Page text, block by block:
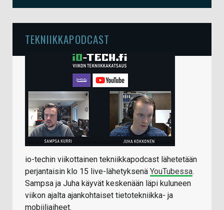
TEKNIIKKAPODCAST
io-techin viikottainen tekniikkapodcast lähetetään
perjantaisin klo 15 live-lähetyksenä YouTubessa.
Sampsa ja Juha käyvät keskenään läpi kuluneen
viikon ajalta ajankohtaiset tietotekniikka- ja
mobiiliaiheet.